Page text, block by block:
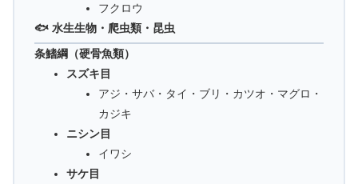
フクロウ
🐟 水生生物・爬虫類・昆虫
条鰭綱（硬骨魚類）
スズキ目
アジ・サバ・タイ・ブリ・カツオ・マグロ・
カジキ
ニシン目
イワシ
サケ目